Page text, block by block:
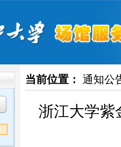
当前位置： 通知公
浙江大学紫